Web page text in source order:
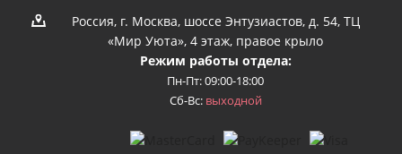
Россия, г. Москва, шоссе Энтузиастов, д. 54, ТЦ
«Мир Уюта», 4 этаж, правое крыло
Режим работы отдела:
Пн-Пт: 09:00-18:00
Сб-Вс: выходной